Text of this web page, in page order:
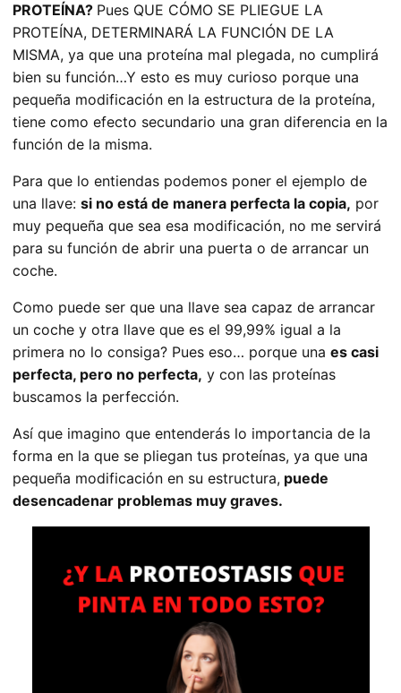
PROTEÍNA? Pues QUE CÓMO SE PLIEGUE LA
PROTEÍNA, DETERMINARÁ LA FUNCIÓN DE LA
MISMA, ya que una proteína mal plegada, no cumplirá
bien su función…Y esto es muy curioso porque una
pequeña modificación en la estructura de la proteína,
tiene como efecto secundario una gran diferencia en la
función de la misma.
Para que lo entiendas podemos poner el ejemplo de
una llave: si no está de manera perfecta la copia, por
muy pequeña que sea esa modificación, no me servirá
para su función de abrir una puerta o de arrancar un
coche.
Como puede ser que una llave sea capaz de arrancar
un coche y otra llave que es el 99,99% igual a la
primera no lo consiga? Pues eso… porque una es casi
perfecta, pero no perfecta, y con las proteínas
buscamos la perfección.
Así que imagino que entenderás lo importancia de la
forma en la que se pliegan tus proteínas, ya que una
pequeña modificación en su estructura, puede
desencadenar problemas muy graves.